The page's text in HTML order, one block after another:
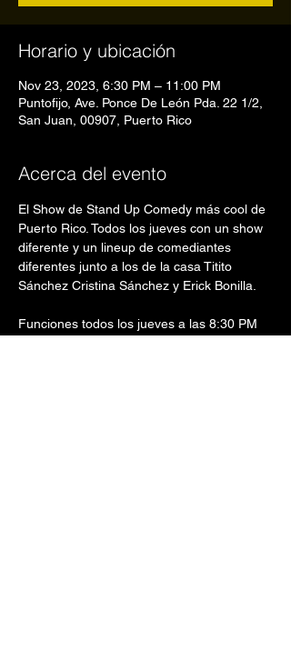
Horario y ubicación
Nov 23, 2023, 6:30 PM – 11:00 PM
Puntofijo, Ave. Ponce De León Pda. 22 1/2,
San Juan, 00907, Puerto Rico
Acerca del evento
El Show de Stand Up Comedy más cool de
Puerto Rico. Todos los jueves con un show
diferente y un lineup de comediantes
diferentes junto a los de la casa Titito
Sánchez Cristina Sánchez y Erick Bonilla.
Funciones todos los jueves a las 8:30 PM